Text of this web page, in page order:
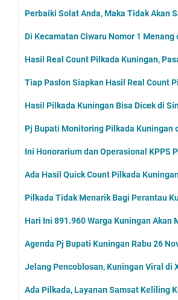
Perbaiki Solat Anda, Maka Tidak Akan
Di Kecamatan Ciwaru Nomor 1 Menang
Hasil Real Count Pilkada Kuningan,
Tiap Paslon Siapkan Hasil Real Count
Hasil Pilkada Kuningan Bisa Dicek di
Pj Bupati Monitoring Pilkada Kuningan
Ini Honorarium dan Operasional KPPS
Ada Hasil Quick Count Pilkada
Pilkada Tidak Menarik Bagi Perantau
Hari Ini 891.960 Warga Kuningan Akan
Agenda Pj Bupati Kuningan Rabu 26
Jelang Pencoblosan, Kuningan Viral di
Ada Pilkada, Layanan Samsat Keliling